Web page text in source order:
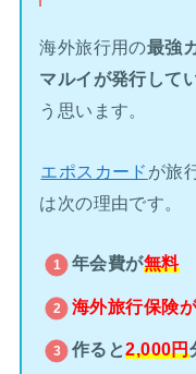
海外旅行用の最強
マルイが発行して
う思います。
エポスカード が旅
は次の理由です。
年会費が無料
海外旅行保険が
作ると2,000円